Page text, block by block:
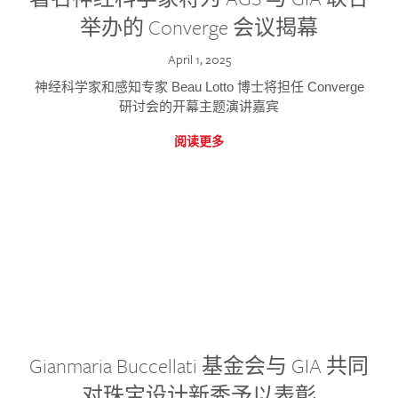
举办的 Converge 会议揭幕
April 1, 2025
神经科学家和感知专家 Beau Lotto 博士将担任 Converge
研讨会的开幕主题演讲嘉宾
阅读更多
Gianmaria Buccellati 基金会与 GIA 共同